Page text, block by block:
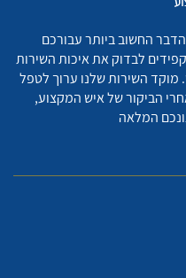
החשוב ביותר עבורכם
לבדוק את איכות השירות
השירות שלנו ערוך לטפל
הביקור של איש המקצוע,
המלאה